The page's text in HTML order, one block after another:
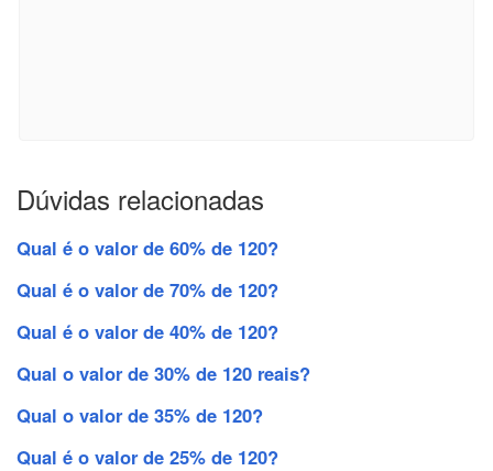
Dúvidas relacionadas
Qual é o valor de 60% de 120?
Qual é o valor de 70% de 120?
Qual é o valor de 40% de 120?
Qual o valor de 30% de 120 reais?
Qual o valor de 35% de 120?
Qual é o valor de 25% de 120?